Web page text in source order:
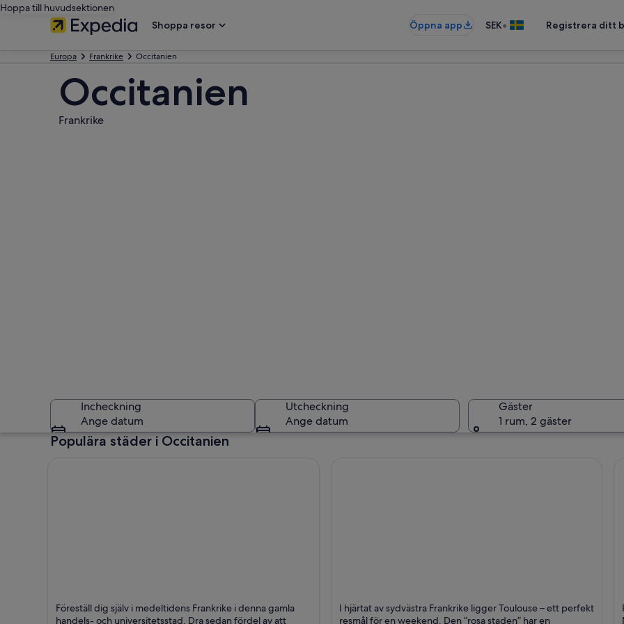
Hoppa till huvudsektionen
Shoppa resor
Öppna app SEK• Registrera ditt
Europa Frankrike Occitanien
Occitanien
Frankrike
Incheckning
Ange datum
Utcheckning
Ange datum
Gäster
1 rum, 2 gäster
Populära städer i Occitanien
Montpellier
Promenad, Historisk och Affärsresor
Föreställ dig själv i medeltidens Frankrike i denna gamla
handels- och universitetsstad. Dra sedan fördel av att
Toulouse (med omgivning)
Affärsresor, Historisk och Kaféer
I hjärtat av sydvästra Frankrike ligger Toulouse – ett perfekt
resmål för en weekend. Den ”rosa staden” har en